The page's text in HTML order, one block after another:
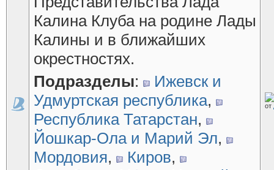
Калина Клуба на родине Лады
Калины и в ближайших
окрестностях.
Подразделы:
Ижевск и
Удмуртская республика,
Республика Татарстан,
Йошкар-Ола и Марий Эл,
Мордовия, Киров,
от